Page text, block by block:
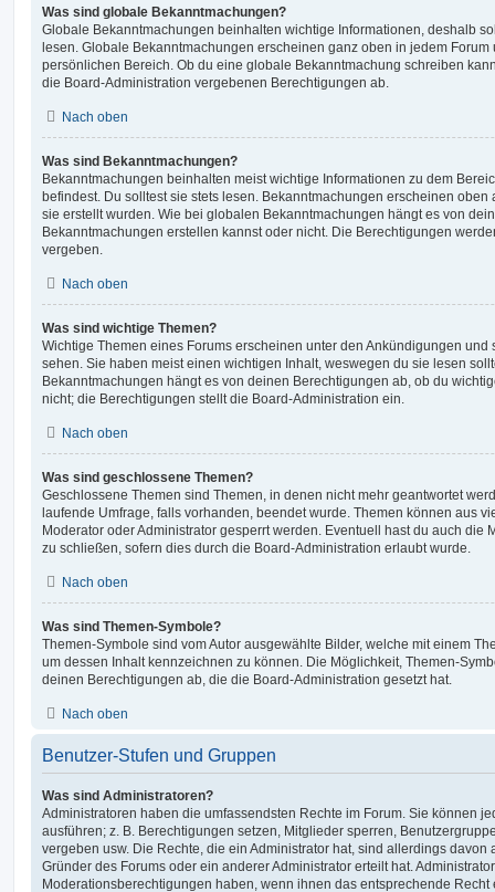
Was sind globale Bekanntmachungen?
Globale Bekanntmachungen beinhalten wichtige Informationen, deshalb
lesen. Globale Bekanntmachungen erscheinen ganz oben in jedem
persönlichen Bereich. Ob du eine globale Bekanntmachung schreiben
die Board-Administration vergebenen Berechtigungen ab.
Nach oben
Was sind Bekanntmachungen?
Bekanntmachungen beinhalten meist wichtige Informationen zu dem
befindest. Du solltest sie stets lesen. Bekanntmachungen erscheinen oben
sie erstellt wurden. Wie bei globalen Bekanntmachungen hängt es von
Bekanntmachungen erstellen kannst oder nicht. Die Berechtigungen
vergeben.
Nach oben
Was sind wichtige Themen?
Wichtige Themen eines Forums erscheinen unter den Ankündigungen und
sehen. Sie haben meist einen wichtigen Inhalt, weswegen du sie lesen
Bekanntmachungen hängt es von deinen Berechtigungen ab, ob du
nicht; die Berechtigungen stellt die Board-Administration ein.
Nach oben
Was sind geschlossene Themen?
Geschlossene Themen sind Themen, in denen nicht mehr geantwortet
laufende Umfrage, falls vorhanden, beendet wurde. Themen können aus
Moderator oder Administrator gesperrt werden. Eventuell hast du auch die
zu schließen, sofern dies durch die Board-Administration erlaubt wurde.
Nach oben
Was sind Themen-Symbole?
Themen-Symbole sind vom Autor ausgewählte Bilder, welche mit einem
um dessen Inhalt kennzeichnen zu können. Die Möglichkeit, Themen-
deinen Berechtigungen ab, die die Board-Administration gesetzt hat.
Nach oben
Benutzer-Stufen und Gruppen
Was sind Administratoren?
Administratoren haben die umfassendsten Rechte im Forum. Sie können
ausführen; z. B. Berechtigungen setzen, Mitglieder sperren,
vergeben usw. Die Rechte, die ein Administrator hat, sind allerdings
Gründer des Forums oder ein anderer Administrator erteilt hat.
Moderationsberechtigungen haben, wenn ihnen das entsprechende Recht